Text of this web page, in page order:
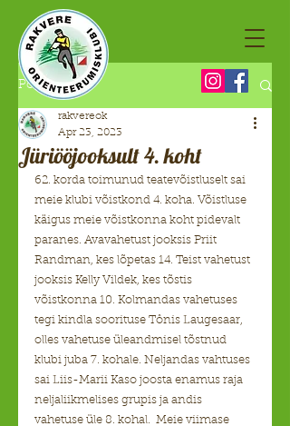
Post
Jüriööjooksult 4. koht
rakvereok
Apr 23, 2023
62. korda toimunud teatevõistluselt sai
meie klubi võistkond 4. koha. Võistluse
käigus meie võistkonna koht pidevalt
paranes. Avavahetust jooksis Priit
Randman, kes lõpetas 14. Teist vahetust
jooksis Kelly Vildek, kes tõstis
võistkonna 10. Kolmandas vahetuses
tegi kindla soorituse Tônis Laugesaar,
olles vahetuse üleandmisel tõstnud
klubi juba 7. kohale. Neljandas vahtuses
sai Liis-Marii Kaso joosta enamus raja
neljaliikmelises grupis ja andis
vahetuse üle 8. kohal.  Meie viimase